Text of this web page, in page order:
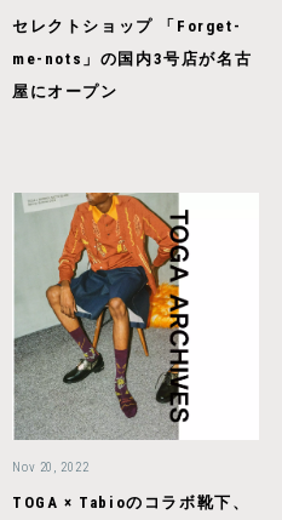
セレクトショップ 「Forget-
me-nots」の国内3号店が名古
屋にオープン
Nov 20, 2022
TOGA × Tabioのコラボ靴下、